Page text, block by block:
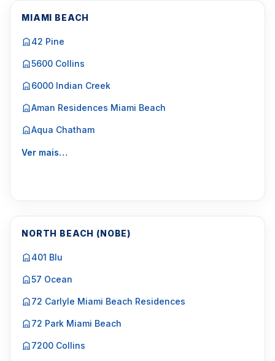
MIAMI BEACH
42 Pine
5600 Collins
6000 Indian Creek
Aman Residences Miami Beach
Aqua Chatham
Ver mais…
NORTH BEACH (NOBE)
401 Blu
57 Ocean
72 Carlyle Miami Beach Residences
72 Park Miami Beach
7200 Collins